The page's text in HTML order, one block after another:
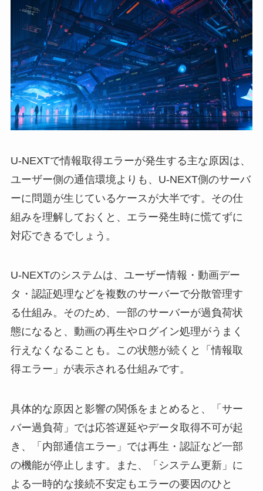
U-NEXTで情報取得エラーが発生する主な原因は、
ユーザー側の通信環境よりも、U-NEXT側のサーバ
ーに問題が生じているケースが大半です。その仕
組みを理解しておくと、エラー発生時に慌てずに
対応できるでしょう。
U-NEXTのシステムは、ユーザー情報・動画デー
タ・認証処理などを複数のサーバーで分散管理す
る仕組み。そのため、一部のサーバーが過負荷状
態になると、動画の再生やログイン処理がうまく
行えなくなることも。この状態が続くと「情報取
得エラー」が表示される仕組みです。
具体的な原因と影響の関係をまとめると、「サー
バー過負荷」では応答遅延やデータ取得不可が起
き、「内部通信エラー」では再生・認証など一部
の機能が停止します。また、「システム更新」に
よる一時的な接続不安定もエラーの要因のひと